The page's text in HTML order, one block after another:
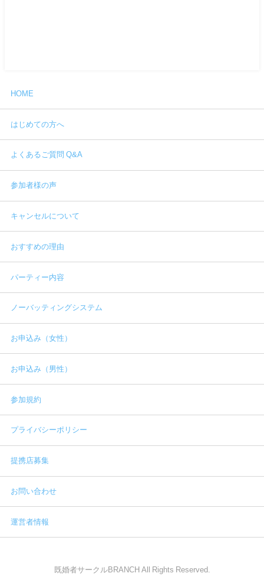
HOME
はじめての方へ
よくあるご質問 Q&A
参加者様の声
キャンセルについて
おすすめの理由
パーティー内容
ノーバッティングシステム
お申込み（女性）
お申込み（男性）
参加規約
プライバシーポリシー
提携店募集
お問い合わせ
運営者情報
既婚者サークルBRANCH All Rights Reserved.